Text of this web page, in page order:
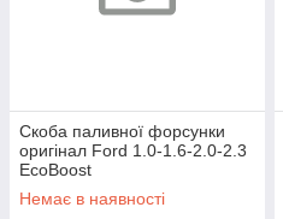
Скоба паливної форсунки
оригінал Ford 1.0-1.6-2.0-2.3
EcoBoost
Немає в наявності